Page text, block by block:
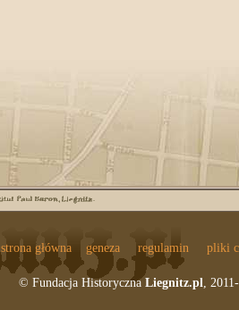
główna geneza regulamin pliki
© Fundacja Historyczna Liegnitz.pl ,